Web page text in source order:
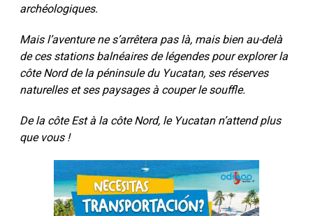
archéologiques.
Mais l’aventure ne s’arrêtera pas là, mais bien au-delà
de ces stations balnéaires de légendes pour explorer la
côte Nord de la péninsule du Yucatan, ses réserves
naturelles et ses paysages à couper le souffle.
De la côte Est à la côte Nord, le Yucatan n’attend plus
que vous !